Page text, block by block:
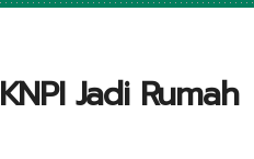
Jadi Rumah